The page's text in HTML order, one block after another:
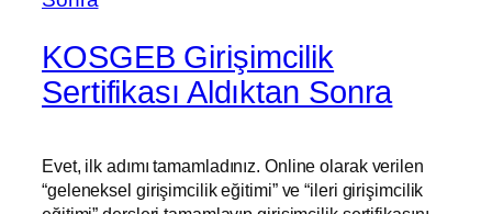
KOSGEB Girişimcilik
Sertifikası Aldıktan Sonra
Evet, ilk adımı tamamladınız. Online olarak verilen
“geleneksel girişimcilik eğitimi” ve “ileri girişimcilik